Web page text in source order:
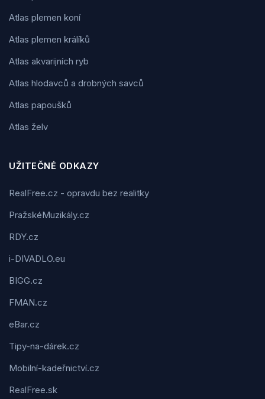
Atlas plemen koní
Atlas plemen králíků
Atlas akvarijních ryb
Atlas hlodavců a drobných savců
Atlas papoušků
Atlas želv
UŽITEČNÉ ODKAZY
RealFree.cz - opravdu bez realitky
PražskéMuzikály.cz
RDY.cz
i-DIVADLO.eu
BIGG.cz
FMAN.cz
eBar.cz
Tipy-na-dárek.cz
Mobilní-kadeřnictví.cz
RealFree.sk